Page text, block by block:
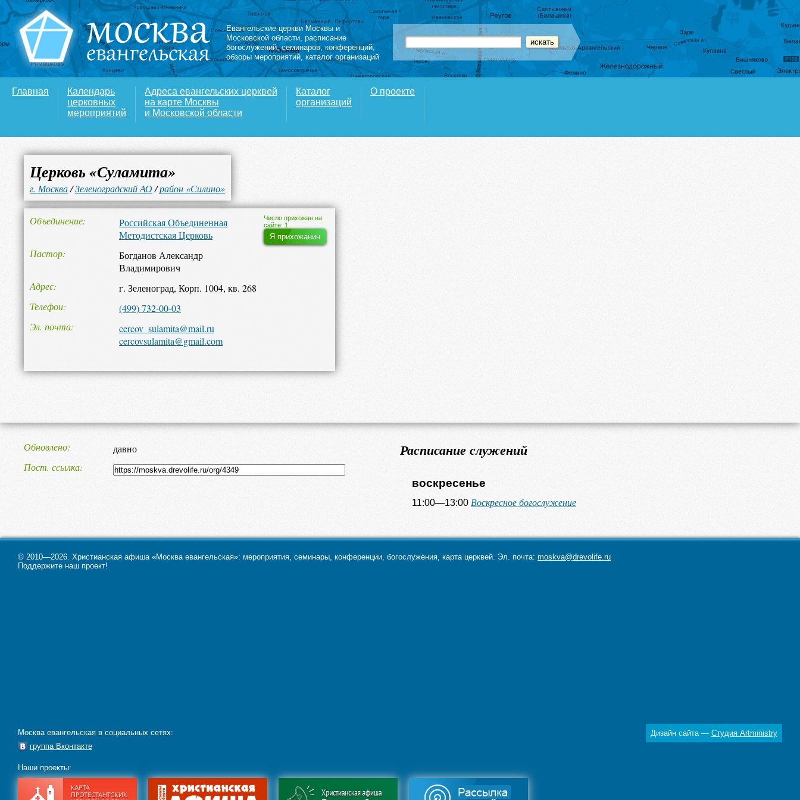
Евангельские церкви Москвы и
Московской области, расписание
богослужений,семинаров,конференций,
обзоры мероприятий, каталог организаций
Главная
Календарь
церковных
мероприятий
Адреса евангельских церквей
на карте Москвы
и Московской области
Каталог
организаций
О проекте
Церковь «Суламита»
г. Москва/Зеленоградский АО/район «Силино»
Число прихожан на
сайте: 1
Я прихожанин
Объединение
Российская Объединенная
Методистская Церковь
Пастор
Богданов Александр
Владимирович
Адрес
г. Зеленоград, Корп. 1004, кв. 268
Телефон
(499) 732-00-03
Эл. почта
cercov_sulamita@mail.ru
cercovsulamita@gmail.com
Обновлено
давно
Пост. ссылка
Расписание служений
воскресенье
11:00—13:00 Воскресное богослужение
© 2010—2026. Христианская афиша «Москва евангельская»: мероприятия, семинары, конференции, богослужения, карта церквей. Эл. почта: moskva@drevolife.ru
Поддержите наш проект!
Москва евангельская в социальных сетях:
группа Вконтакте
Дизайн сайта — Студия Artministry
Наши проекты: